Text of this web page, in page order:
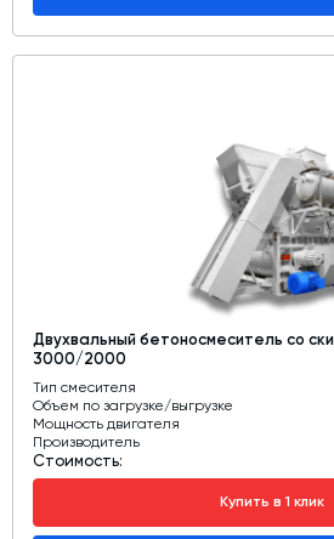
Двухвальный бетоносмеситель со
3000/2000
Тип смесителя
Объем по загрузке/выгрузке
Мощность двигателя
Производитель
Стоимость:
Купить в 1 клик